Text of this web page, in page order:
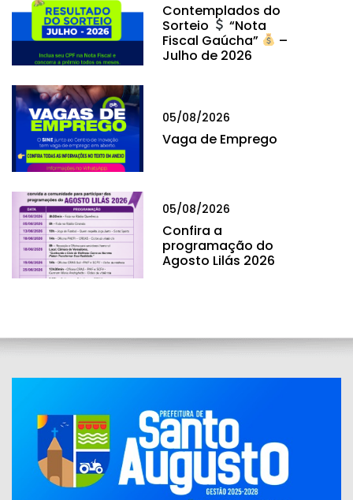
Contemplados do
Sorteio
“Nota
Fiscal Gaúcha”
–
Julho de 2026
05/08/2026
Vaga de Emprego
05/08/2026
Confira a
programação do
Agosto Lilás 2026